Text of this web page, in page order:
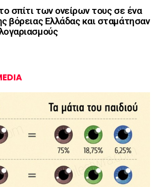
σπίτι των ονείρων τους σε ένα
βόρειας Ελλάδας και σταμάτησαν